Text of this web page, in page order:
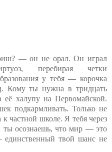
— он не орал. Он играл
перебирая четки
у тебя — корочка
Кому ты нужна в тридцать
халупу на Первомайской.
подкармливать. Только не
к частной школе. Я тебя через
ты осознаешь, что мир — это
твой шанс не